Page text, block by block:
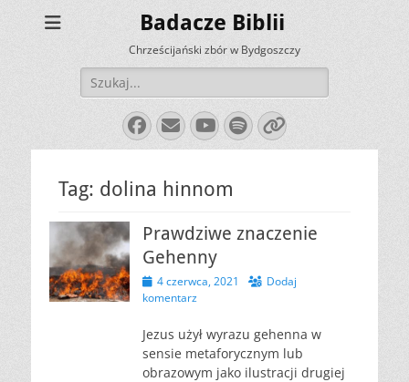
Badacze Biblii
Chrześcijański zbór w Bydgoszczy
Szukaj:
Facebook
E-
mail
YouTube
Spotify
Link
Tag: dolina hinnom
Prawdziwe znaczenie
Gehenny
Opublikowano
4 czerwca, 2021
Dodaj
komentarz
Jezus użył wyrazu gehenna w
sensie metaforycznym lub
obrazowym jako ilustracji drugiej